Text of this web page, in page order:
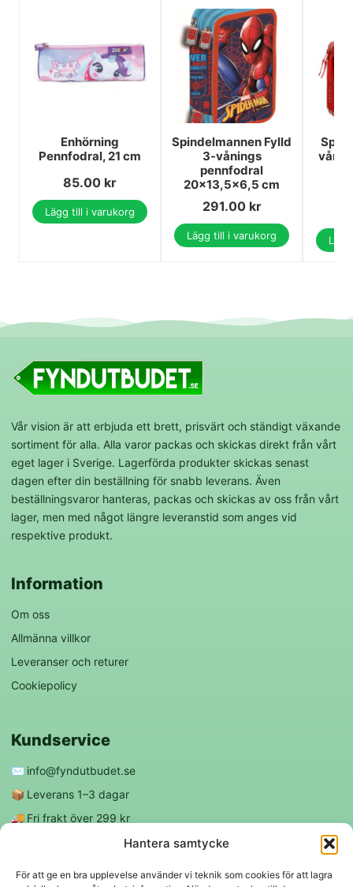
Hantera samtycke
För att ge en bra upplevelse använder vi teknik som cookies för att lagra
Enhörning
Pennfodral, 21 cm
85.00 kr
Lägg till i varukorg
Spindelmannen Fylld
3-vånings
pennfodral
20x13,5x6,5 cm
291.00 kr
Lägg till i varukorg
Vår vision är att erbjuda ett brett, prisvärt och ständigt växande
sortiment för alla. Alla varor packas och skickas direkt från vårt
eget lager i Sverige. Lagerförda produkter skickas senast
dagen efter din beställning för snabb leverans. Även
beställningsvaror hanteras, packas och skickas av oss från vårt
lager, men med något längre leveranstid som anges vid
respektive produkt.
Information
Om oss
Allmänna villkor
Leveranser och returer
Cookiepolicy
Kundservice
✉️ info@fyndutbudet.se
📦 Leverans 1–3 dagar
🚚 Fri frakt över 299 kr